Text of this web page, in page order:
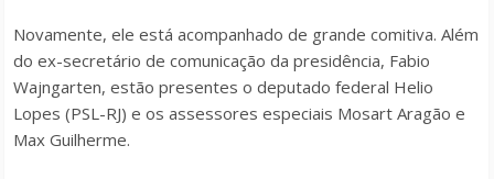
Novamente, ele está acompanhado de grande comitiva. Além
do ex-secretário de comunicação da presidência, Fabio
Wajngarten, estão presentes o deputado federal Helio
Lopes (PSL-RJ) e os assessores especiais Mosart Aragão e
Max Guilherme.